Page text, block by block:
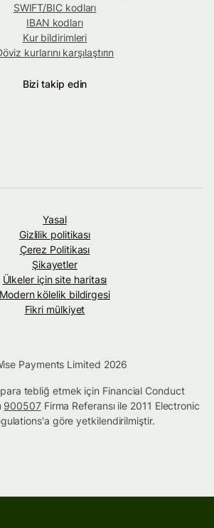
SWIFT/BIC kodları
IBAN kodları
Kur bildirimleri
kurlarını karşılaştırın
Bizi takip edin
Yasal
Gizlilik politikası
Çerez Politikası
Şikayetler
Ülkeler için site haritası
Modern kölelik bildirgesi
Fikri mülkiyet
Payments Limited 2026
tebliğ etmek için Financial Conduct
900507Firma Referansı ile 2011 Electronic
göre yetkilendirilmiştir.